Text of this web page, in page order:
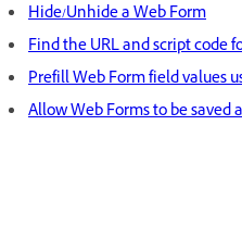
Hide/Unhide a Web Form
Find the URL and script code
Prefill Web Form field values
Allow Web Forms to be saved